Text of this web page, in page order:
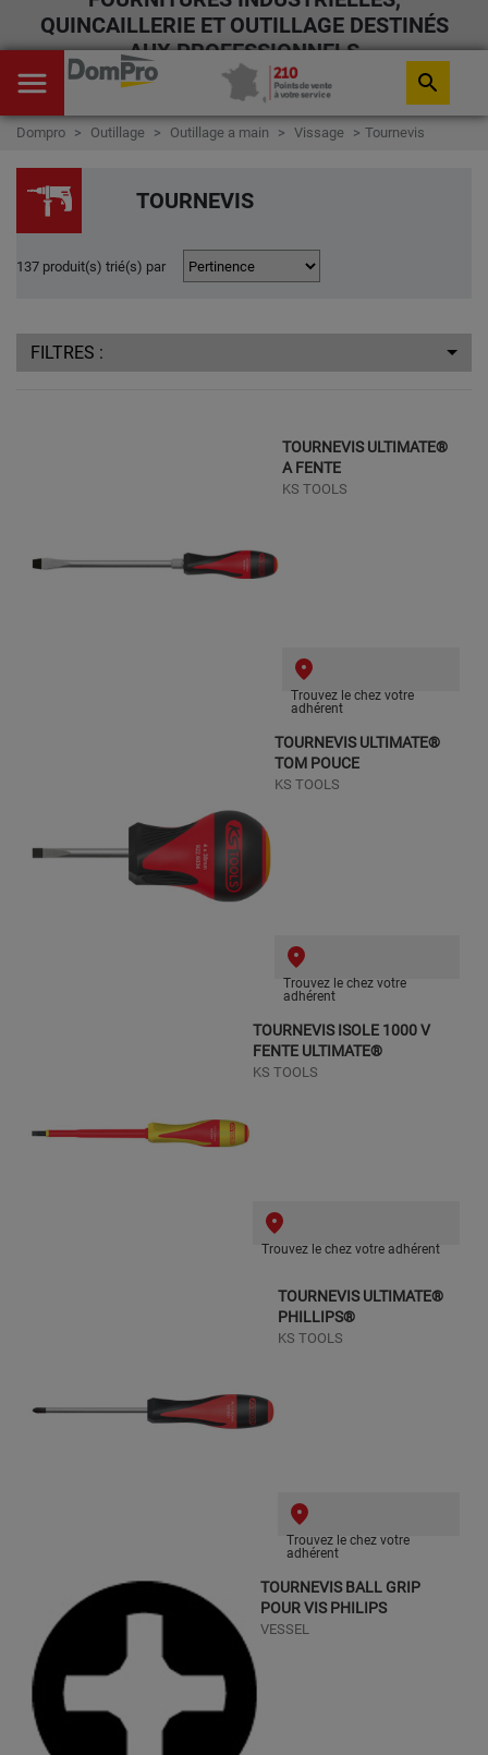
QUINCAILLERIE ET OUTILLAGE DESTINÉS
AUX PROFESSIONNELS
menu search
Dompro Outillage Outillage a main Vissage Tournevis
TOURNEVIS
137 produit(s) trié(s) par
FILTRES :
TOURNEVIS ULTIMATE®
A FENTE
KS TOOLS
Trouvez le chez votre
adhérent
TOURNEVIS ULTIMATE®
TOM POUCE
KS TOOLS
Trouvez le chez votre
adhérent
TOURNEVIS ISOLE 1000 V
FENTE ULTIMATE®
KS TOOLS
Trouvez le chez votre adhérent
TOURNEVIS ULTIMATE®
PHILLIPS®
KS TOOLS
Trouvez le chez votre
adhérent
TOURNEVIS BALL GRIP
POUR VIS PHILIPS
VESSEL